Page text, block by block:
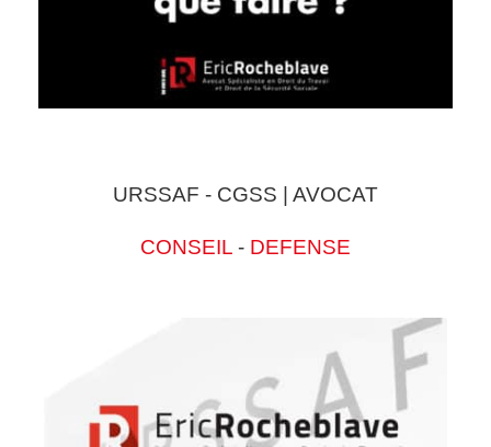
URSSAF - CGSS | AVOCAT
CONSEIL - DEFENSE